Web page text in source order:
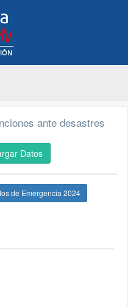
ante desastres
Datos
de Emergencia 2024